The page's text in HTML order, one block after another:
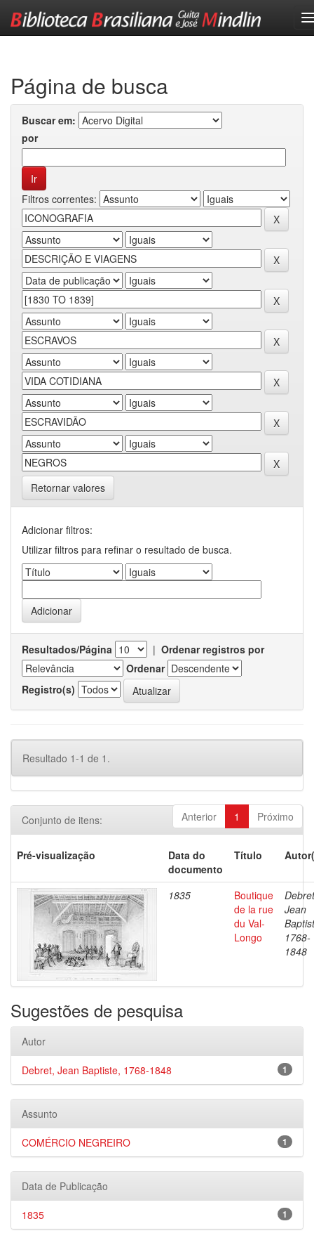
Página de busca
Buscar em:
por
Filtros correntes:
Retornar valores
Adicionar filtros:
Utilizar filtros para refinar o resultado de busca.
Resultados/Página | Ordenar registros por
Ordenar
Registro(s)
Resultado 1-1 de 1.
Anterior 1 Próximo
Conjunto de itens:
Pré-visualização
Data do
documento
Título
1835
Boutique
de la rue
du Val-
Longo
Jean
1768-
1848
Sugestões de pesquisa
Autor
1
Debret, Jean Baptiste, 1768-1848
Assunto
1
COMÉRCIO NEGREIRO
Data de Publicação
1
1835